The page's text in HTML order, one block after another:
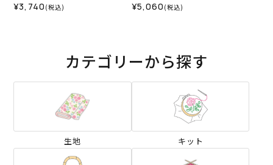
¥3,740 (税込) ¥5,060 (税込)
カテゴリーから探す
生地 キット